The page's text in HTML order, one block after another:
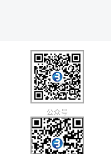
公众号